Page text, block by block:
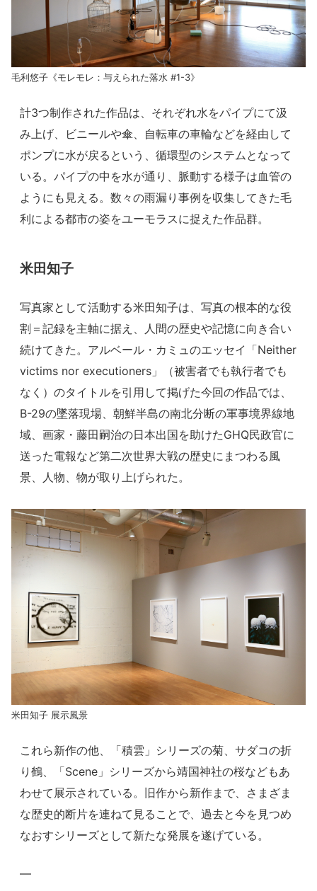
毛利悠子《モレモレ：与えられた落水 #1-3》
計3つ制作された作品は、それぞれ水をパイプにて汲
み上げ、ビニールや傘、自転車の車輪などを経由して
ポンプに水が戻るという、循環型のシステムとなって
いる。パイプの中を水が通り、脈動する様子は血管の
ようにも見える。数々の雨漏り事例を収集してきた毛
利による都市の姿をユーモラスに捉えた作品群。
米田知子
写真家として活動する米田知子は、写真の根本的な役
割＝記録を主軸に据え、人間の歴史や記憶に向き合い
続けてきた。アルベール・カミュのエッセイ「Neither
victims nor executioners」（被害者でも執行者でも
なく）のタイトルを引用して掲げた今回の作品では、
B-29の墜落現場、朝鮮半島の南北分断の軍事境界線地
域、画家・藤田嗣治の日本出国を助けたGHQ民政官に
送った電報など第二次世界大戦の歴史にまつわる風
景、人物、物が取り上げられた。
米田知子 展示風景
これら新作の他、「積雲」シリーズの菊、サダコの折
り鶴、「Scene」シリーズから靖国神社の桜などもあ
わせて展示されている。旧作から新作まで、さまざま
な歴史的断片を連ねて見ることで、過去と今を見つめ
なおすシリーズとして新たな発展を遂げている。
—